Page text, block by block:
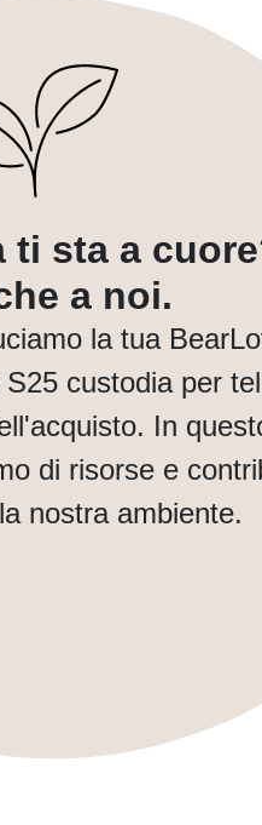
ti sta a
a noi.
la tua
custodia per
In
di risorse e
nostra ambiente.